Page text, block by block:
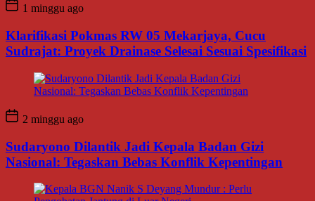
1 minggu ago
Klarifikasi Pokmas RW 05 Mekarjaya, Cucu
Sudrajat: Proyek Drainase Selesai Sesuai Spesifikasi
2 minggu ago
Sudaryono Dilantik Jadi Kepala Badan Gizi
Nasional: Tegaskan Bebas Konflik Kepentingan